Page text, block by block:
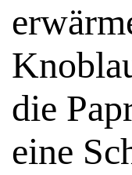
die
eine